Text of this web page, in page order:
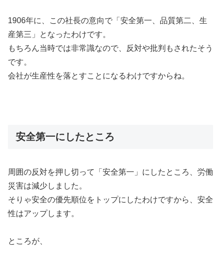
1906年に、この社長の意向で「安全第一、品質第二、生
産第三」となったわけです。
もちろん当時では非常識なので、反対や批判もされたそう
です。
会社が生産性を落とすことになるわけですからね。
安全第一にしたところ
周囲の反対を押し切って
「安全第一」にしたところ、労働
災害は減少しました。
そりゃ安全の優先順位をトップにしたわけですから、安全
性はアップします。
ところが、